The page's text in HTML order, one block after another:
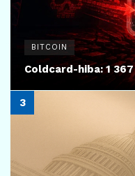
BITCOIN
Coldcard-hiba: 1